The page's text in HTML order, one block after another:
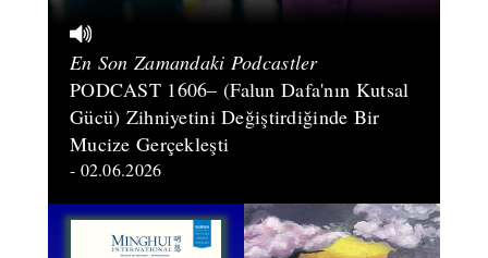
En Son Zamandaki Podcastler
PODCAST 1606– (Falun Dafa'nın Kutsal
Gücü) Zihniyetini Değiştirdiğinde Bir
Mucize Gerçekleşti
- 02.06.2026